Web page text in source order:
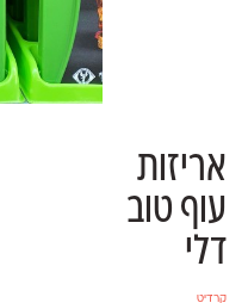
אריזות
עוף טוב
דלי
קרדיט